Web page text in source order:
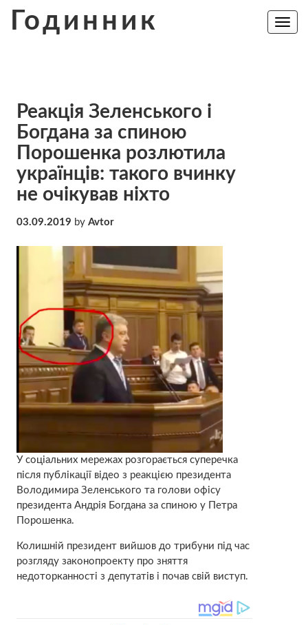
Годинник
Toggle
Реакція Зеленського і
Богдана за спиною
Порошенка розлютила
українців: такого вчинку
не очікував ніхто
03.09.2019 by Avtor
У соціальних мережах розгорається суперечка
після публікації відео з реакцією президента
Володимира Зеленського та голови офісу
президента Андрія Богдана за спиною у Петра
Порошенка.
Колишній президент вийшов до трибуни під час
розгляду законопроекту про зняття
недоторканності з депутатів і почав свій виступ.